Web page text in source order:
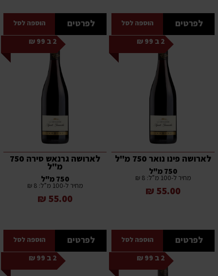
לפרטים הוספה לסל לפרטים הוספה לסל
2 ב 99 ₪
לארושה פינו נואר 750 מ"ל
750 מ"ל
מחיר ל-100 מ”ל: 8 ₪
55.00 ₪
לפרטים הוספה לסל
2 ב 99 ₪
לארושה גרנאש סירה 750
מ"ל
750 מ"ל
מחיר ל-100 מ”ל: 8 ₪
55.00 ₪
לפרטים הוספה לסל
2 ב 99 ₪ 2 ב 99 ₪